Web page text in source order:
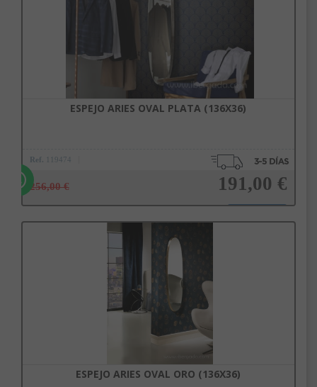
ESPEJO ARIES OVAL PLATA (136X36)
Ref. 119474
256,00 € 191,00 €
Añadir a la cesta
ESPEJO ARIES OVAL ORO (136X36)